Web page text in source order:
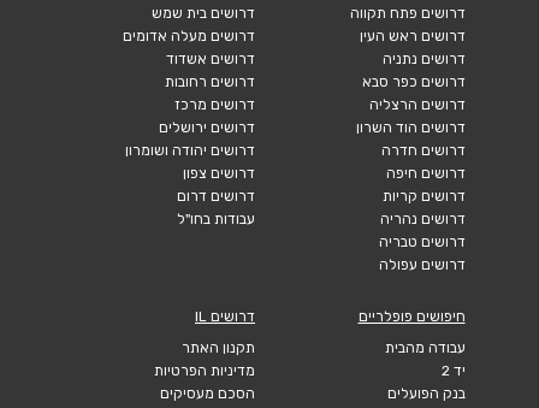
דרושים פתח תקווה
דרושים ראש העין
דרושים נתניה
דרושים כפר סבא
דרושים הרצליה
דרושים הוד השרון
דרושים חדרה
דרושים חיפה
דרושים קריות
דרושים נהריה
דרושים טבריה
דרושים עפולה
דרושים בית שמש
דרושים מעלה אדומים
דרושים אשדוד
דרושים רחובות
דרושים מרכז
דרושים ירושלים
דרושים יהודה ושומרון
דרושים צפון
דרושים דרום
עבודות בחו"ל
חיפושים פופלריים
עבודה מהבית
יד 2
בנק הפועלים
דרושים IL
תקנון האתר
מדיניות הפרטיות
הסכם מעסיקים